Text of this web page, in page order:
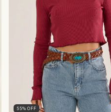
55% OFF